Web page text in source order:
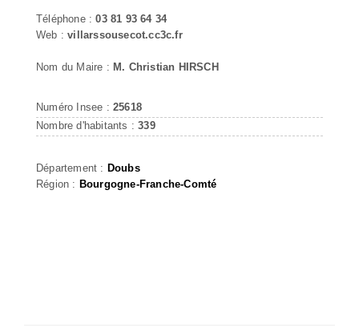
Téléphone :03 81 93 64 34
Web :villarssousecot.cc3c.fr
Nom du Maire : M. Christian HIRSCH
Numéro Insee : 25618
Nombre d'habitants :339
Département : Doubs
Région : Bourgogne-Franche-Comté